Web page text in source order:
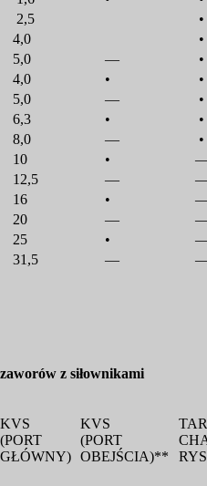
2,5
•
4,0
•
5,0 —
•
4,0 •
•
5,0 —
•
6,3 •
•
8,0 —
•
10 •
12,5 —
16 •
20 —
25 •
31,5 —
z siłownikami
KVS
(PORT
GŁÓWNY)
KVS
(PORT
OBEJŚCIA)**